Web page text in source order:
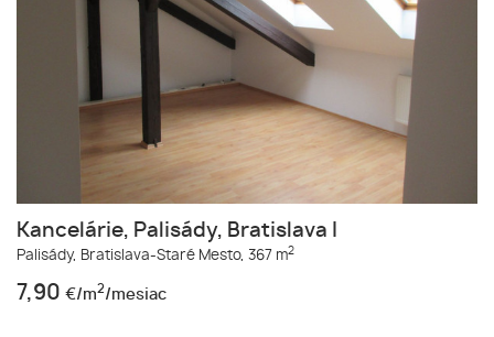
Kancelárie, Palisády, Bratislava I
Palisády, Bratislava-Staré Mesto, 367 m2
7,90 €/m2/mesiac